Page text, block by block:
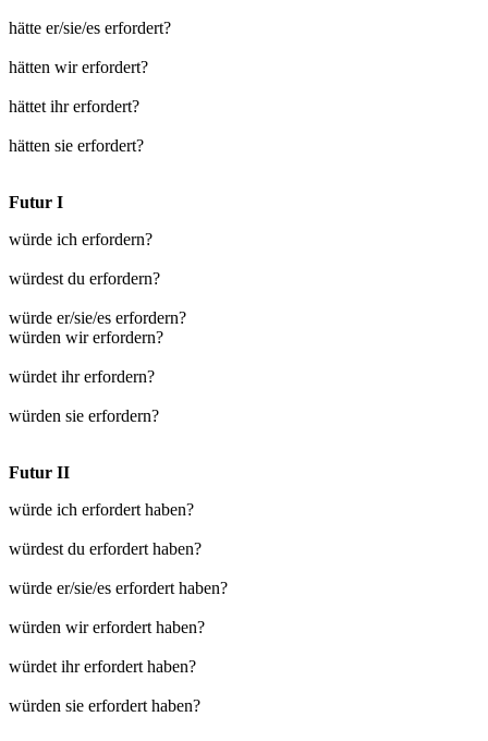
hätte er/sie/es erfordert?
hätten wir erfordert?
hättet ihr erfordert?
hätten sie erfordert?
Futur I
würde ich erfordern?
würdest du erfordern?
würde er/sie/es erfordern?
würden wir erfordern?
würdet ihr erfordern?
würden sie erfordern?
Futur II
würde ich erfordert haben?
würdest du erfordert haben?
würde er/sie/es erfordert haben?
würden wir erfordert haben?
würdet ihr erfordert haben?
würden sie erfordert haben?